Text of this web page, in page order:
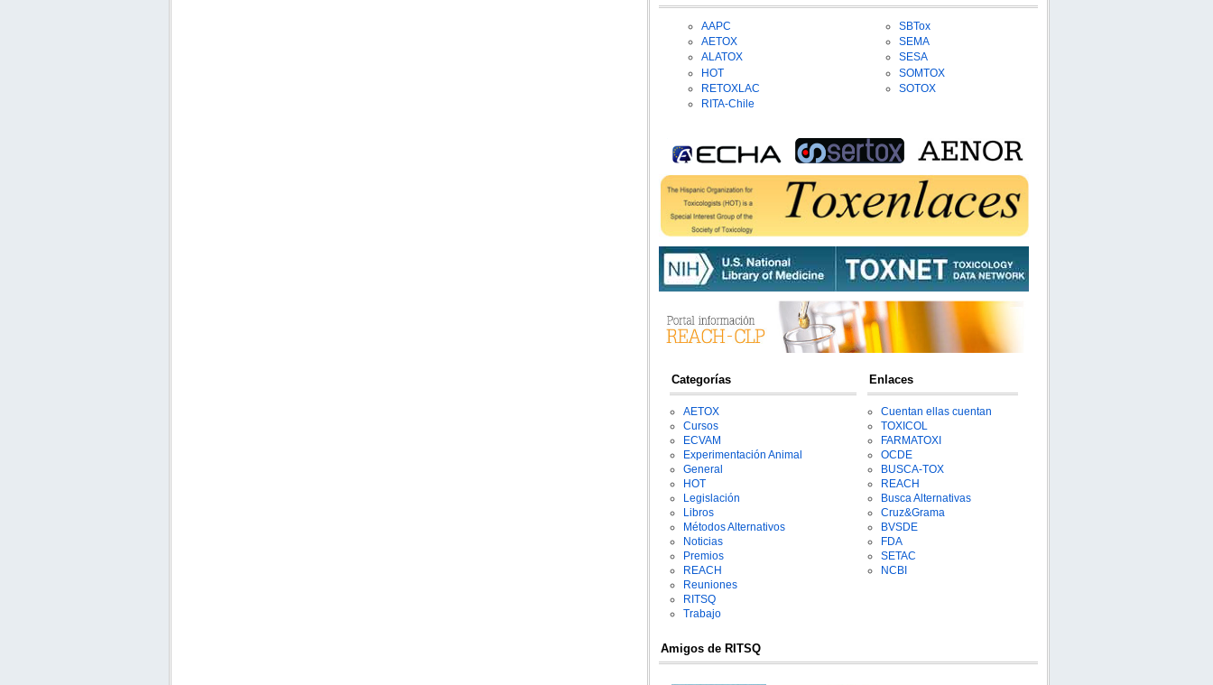
AAPC
AETOX
ALATOX
HOT
RETOXLAC
RITA-Chile
SBTox
SEMA
SESA
SOMTOX
SOTOX
Categorías
AETOX
Cursos
ECVAM
Experimentación Animal
General
HOT
Legislación
Libros
Métodos Alternativos
Noticias
Premios
REACH
Reuniones
RITSQ
Trabajo
Enlaces
Cuentan ellas cuentan
TOXICOL
FARMATOXI
OCDE
BUSCA-TOX
REACH
Busca Alternativas
Cruz&Grama
BVSDE
FDA
SETAC
NCBI
Amigos de RITSQ